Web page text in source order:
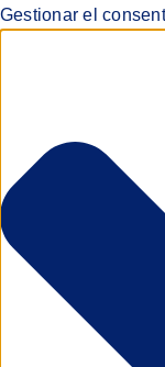
Gestionar el